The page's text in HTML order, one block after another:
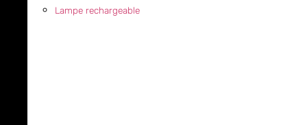
Lampe rechargeable